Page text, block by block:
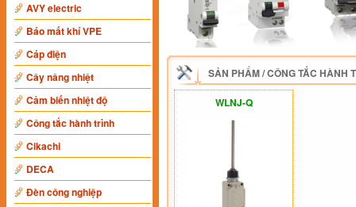
AVY electric
Báo mất khí VPE
Cáp điện
Cây nâng nhiệt
Cảm biến nhiệt độ
Công tắc hành trình
Cikachi
DECA
Đèn công nghiệp
SẢN PHẨM/CÔNG TẮC HÀNH
WLNJ-Q